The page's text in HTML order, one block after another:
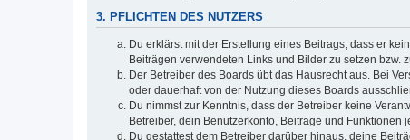
3. PFLICHTEN DES NUTZERS
Du erklärst mit der Erstellung eines Beitrags, dass er
Beiträgen verwendeten Links und Bilder zu setzen bzw.
Der Betreiber des Boards übt das Hausrecht aus. Bei
oder dauerhaft von der Nutzung dieses Boards
Du nimmst zur Kenntnis, dass der Betreiber keine
Betreiber, dein Benutzerkonto, Beiträge und Funktionen
Du gestattest dem Betreiber darüber hinaus, deine